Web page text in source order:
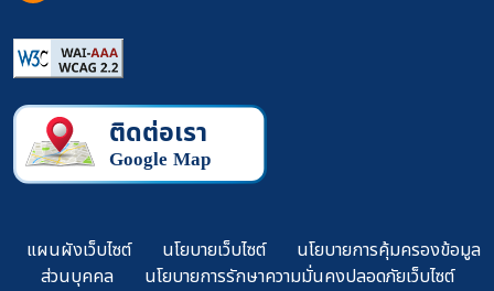
แผนผังเว็บไซต์ นโยบายเว็บไซต์
นโยบายการคุ้มครองข้อมูล
ส่วนบุคคล
นโยบายการรักษาความมั่นคงปลอดภัยเว็บไซต์